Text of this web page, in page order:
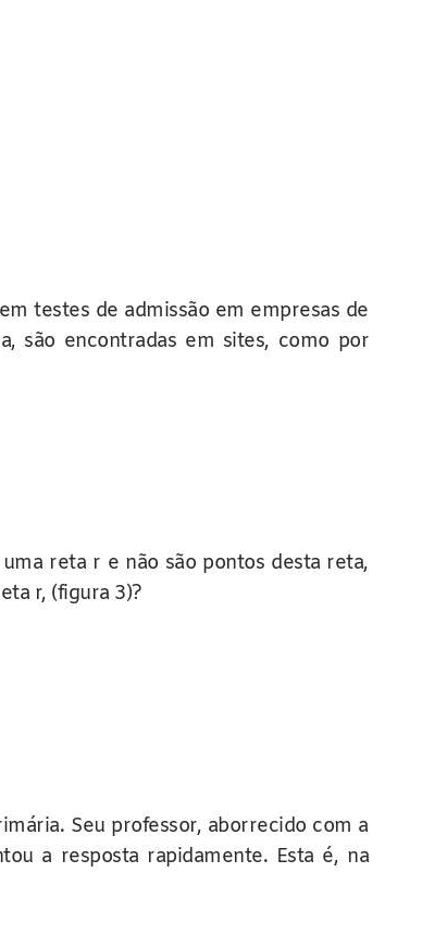
testes de admissão em empresas de
são encontradas em sites, como por
reta r e não são pontos desta reta,
r, (figura 3)?
Seu professor, aborrecido com a
a resposta rapidamente. Esta é, na